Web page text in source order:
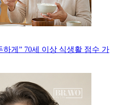
하게” 70세 이상 식생활 점수 가